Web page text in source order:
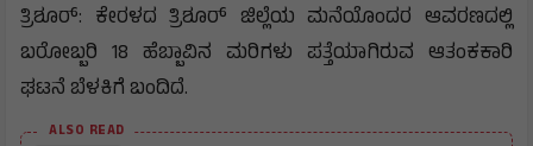
ತ್ರಿಶೂರ್: ಕೇರಳದ ತ್ರಿಶೂರ್ ಜಿಲ್ಲೆಯ ಮನೆಯೊಂದರ ಆವರಣದಲ್ಲಿ
ಬರೋಬ್ಬರಿ 18 ಹೆಬ್ಬಾವಿನ ಮರಿಗಳು ಪತ್ತೆಯಾಗಿರುವ ಆತಂಕಕಾರಿ
ಘಟನೆ ಬೆಳಕಿಗೆ ಬಂದಿದೆ.
ALSO READ